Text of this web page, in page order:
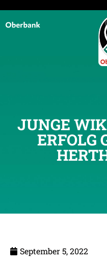
JUNGE
ERFOLG
September 5, 2022